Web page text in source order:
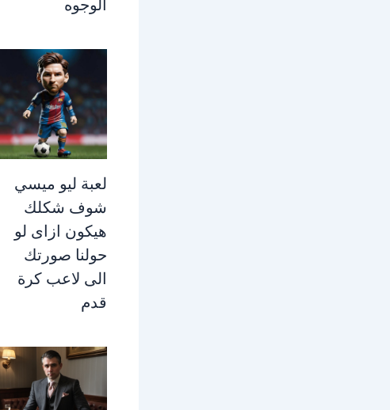
الوجوه
لعبة ليو ميسي
شوف شكلك
هيكون ازاى لو
حولنا صورتك
الى لاعب كرة
قدم